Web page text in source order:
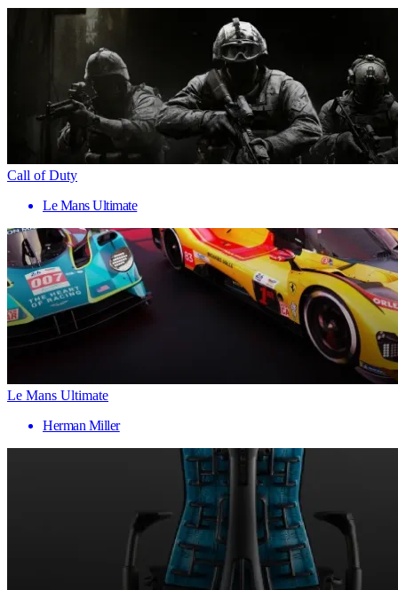
Call of Duty
Le Mans Ultimate
Le Mans Ultimate
Herman Miller